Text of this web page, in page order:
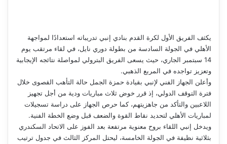
يكثف الفريق الأول لكرة القدم بنادي إنبي تدريباته استعدادًا لمواجهة
الأهلي في الجولة السادسة من بطولة دوري نايل، في لقاء مرتقب يوم
14 سبتمبر الجاري، حيث يسعى الفريق البترولي لمواصلة نتائجه الإيجابية
وتعزيز تواجده في المربع الذهبي.
وأعلن الجهاز الفني لإنبي بقيادة حمزة الجمل حالة التأهب القصوى خلال
فترة التوقف الدولي، إذ قرر خوض ثلاث مباريات ودية من أجل تجهيز
اللاعبين والتأكد من جاهزيتهم، كما حرص الجهاز على دراسة تسجيلات
لمباريات الأهلي لتحديد نقاط القوة والضعف قبل وضع الخطة الفنية.
ويدخل إنبي اللقاء بروح معنوية مرتفعة بعد الفوز على الاتحاد السكندري
بثلاثية نظيفة في الجولة الخامسة، ليحتل المركز الثالث في جدول ترتيب